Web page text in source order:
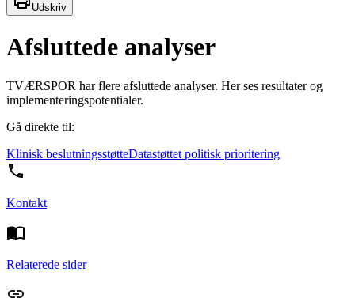
Udskriv
Afsluttede analyser
TVÆRSPOR har flere afsluttede analyser. Her ses resultater og
implementeringspotentialer.
Gå direkte til:
Klinisk beslutningsstøtteDatastøttet politisk prioritering
Kontakt
Relaterede sider